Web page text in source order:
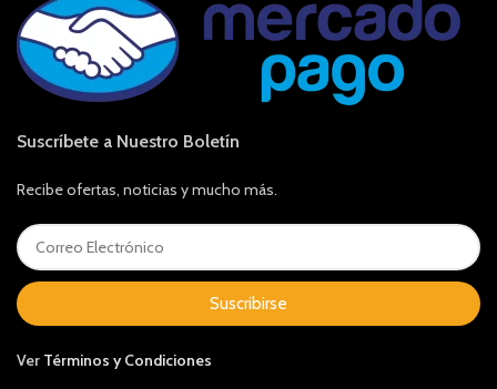
Suscríbete a Nuestro Boletín
Recibe ofertas, noticias y mucho más.
Suscribirse
Ver Términos y Condiciones